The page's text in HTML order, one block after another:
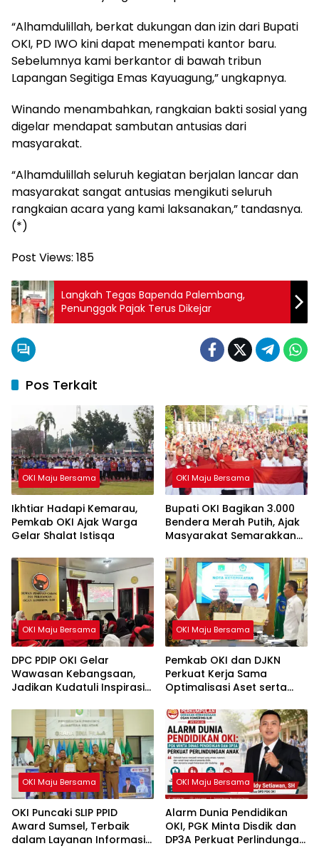
“Alhamdulillah, berkat dukungan dan izin dari Bupati
OKI, PD IWO kini dapat menempati kantor baru.
Sebelumnya kami berkantor di bawah tribun
Lapangan Segitiga Emas Kayuagung,” ungkapnya.
Winando menambahkan, rangkaian bakti sosial yang
digelar mendapat sambutan antusias dari
masyarakat.
“Alhamdulillah seluruh kegiatan berjalan lancar dan
masyarakat sangat antusias mengikuti seluruh
rangkaian acara yang kami laksanakan,” tandasnya.
(*)
Post Views: 185
Langkah Tegas Bapenda Palembang,
Penunggak Pajak Terus Dikejar
Pos Terkait
OKI Maju Bersama
Ikhtiar Hadapi Kemarau,
Pemkab OKI Ajak Warga
Gelar Shalat Istisqa
OKI Maju Bersama
Bupati OKI Bagikan 3.000
Bendera Merah Putih, Ajak
Masyarakat Semarakkan
OKI Maju Bersama
DPC PDIP OKI Gelar
Wawasan Kebangsaan,
Jadikan Kudatuli Inspirasi
OKI Maju Bersama
Pemkab OKI dan DJKN
Perkuat Kerja Sama
Optimalisasi Aset serta
OKI Maju Bersama
OKI Puncaki SLIP PPID
Award Sumsel, Terbaik
dalam Layanan Informasi
OKI Maju Bersama
Alarm Dunia Pendidikan
OKI, PGK Minta Disdik dan
DP3A Perkuat Perlindungan